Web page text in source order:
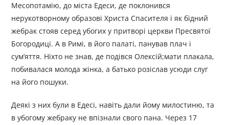
Месопотамію, до міста Едеси, де поклонився
нерукотворному образові Христа Спасителя і як бідний
жебрак стояв серед убогих у притворі церкви Пресвятої
Богородиці. А в Римі, в його палаті, панував плач і
сум’яття. Ніхто не знав, де подівся Олексій;мати плакала,
побивалася молода жінка, а батько розіслав усюди слуг
на його пошуки.
Деякі з них були в Едесі, навіть дали йому милостиню, та
в убогому жебраку не впізнали свого пана. Через 17